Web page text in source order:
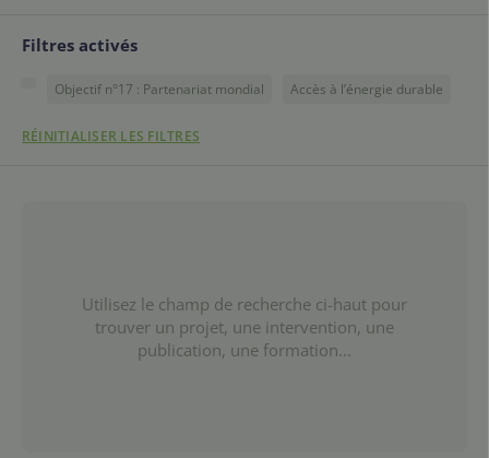
Filtres activés
Objectif n°17 : Partenariat mondial Accès à l’énergie durable
RÉINITIALISER LES FILTRES
Utilisez le champ de recherche ci-haut pour
trouver un projet, une intervention, une
publication, une formation...